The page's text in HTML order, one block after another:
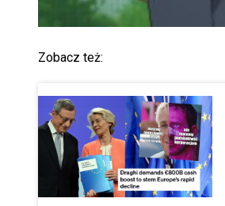
Zobacz też: